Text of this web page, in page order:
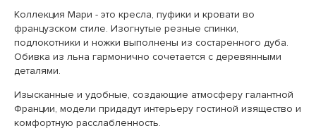
Коллекция Мари - это кресла, пуфики и кровати во
французском стиле. Изогнутые резные спинки,
подлокотники и ножки выполнены из состаренного дуба.
Обивка из льна гармонично сочетается с деревянными
деталями.
Изысканные и удобные, создающие атмосферу галантной
Франции, модели придадут интерьеру гостиной изящество и
комфортную расслабленность.